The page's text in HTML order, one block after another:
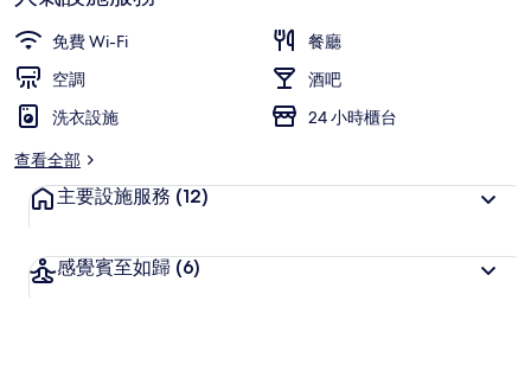
免費 Wi-Fi
餐廳
空調
酒吧
洗衣設施
24 小時櫃台
查看全部
主要設施服務 (12)
感覺賓至如歸 (6)